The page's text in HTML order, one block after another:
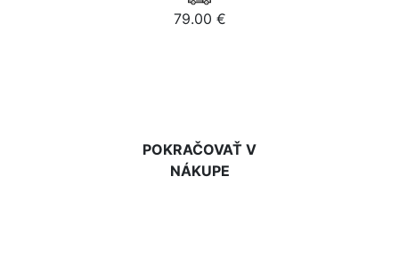
79.00 €
POKRAČOVAŤ V
NÁKUPE